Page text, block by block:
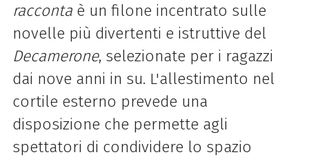
raccontaè un filone incentrato sulle
novelle più divertenti e istruttive del
Decamerone, selezionate per i ragazzi
dai nove anni in su. L'allestimento nel
cortile esterno prevede una
disposizione che permette agli
spettatori di condividere lo spazio